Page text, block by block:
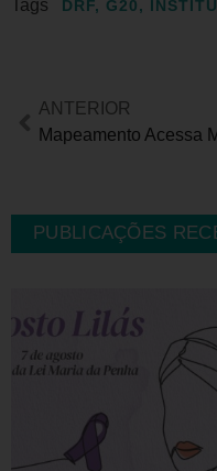
Tags DRF, G20,
ANTERIOR
PUBLICAÇÕES